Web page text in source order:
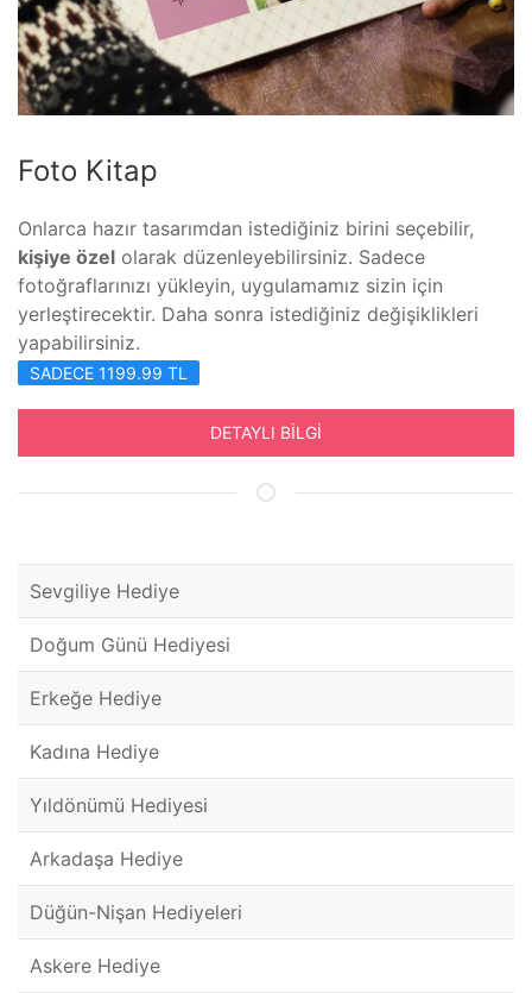
Foto Kitap
Onlarca hazır tasarımdan istediğiniz birini seçebilir,
kişiye özel olarak düzenleyebilirsiniz. Sadece
fotoğraflarınızı yükleyin, uygulamamız sizin için
yerleştirecektir. Daha sonra istediğiniz değişiklikleri
yapabilirsiniz.
SADECE 1199.99 TL
DETAYLI BİLGİ
Sevgiliye Hediye
Doğum Günü Hediyesi
Erkeğe Hediye
Kadına Hediye
Yıldönümü Hediyesi
Arkadaşa Hediye
Düğün-Nişan Hediyeleri
Askere Hediye